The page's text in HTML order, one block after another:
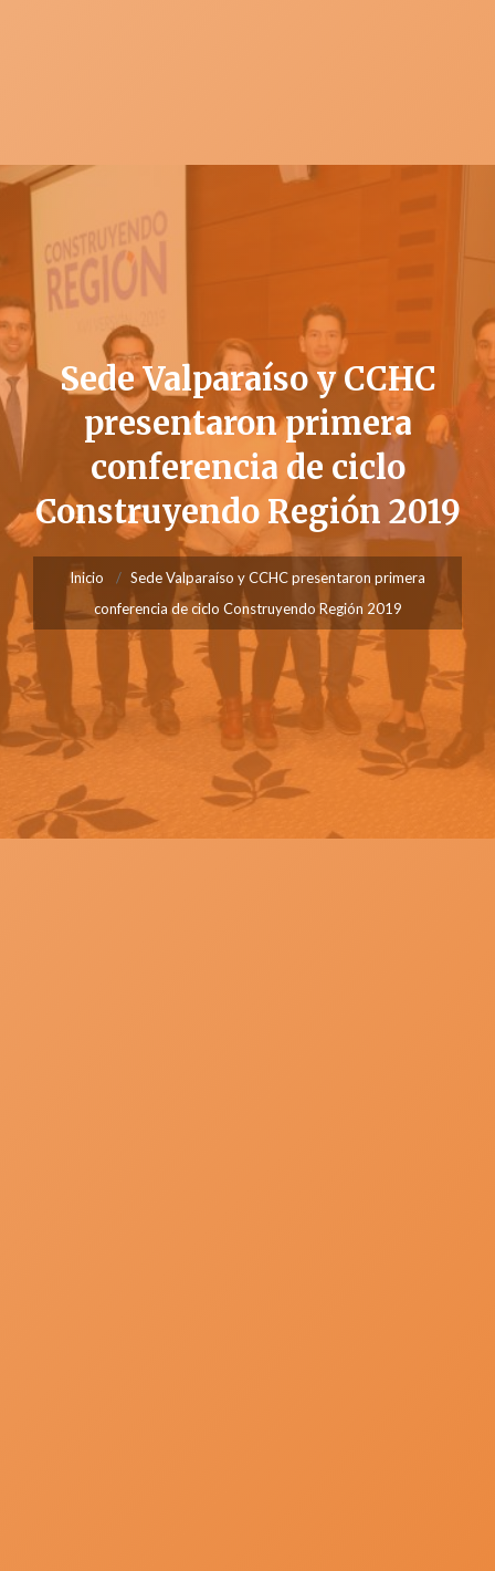
Sede Valparaíso y CCHC
presentaron primera
conferencia de ciclo
Construyendo Región 2019
Inicio
Sede Valparaíso y CCHC presentaron primera
conferencia de ciclo Construyendo Región 2019